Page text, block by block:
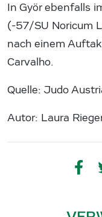
In Györ ebenfalls
(-57/SU Noricum
nach einem
Carvalho.
Quelle: Judo
Autor: Laura